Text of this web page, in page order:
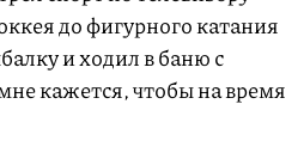
до фигурного катания
и ходил в баню с
кажется, чтобы на время